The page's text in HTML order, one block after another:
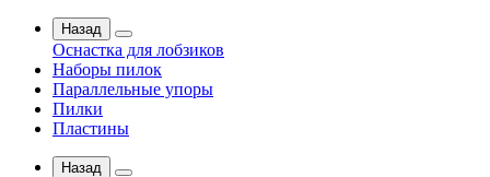
Назад
Оснастка для лобзиков
Наборы пилок
Параллельные упоры
Пилки
Пластины
Назад